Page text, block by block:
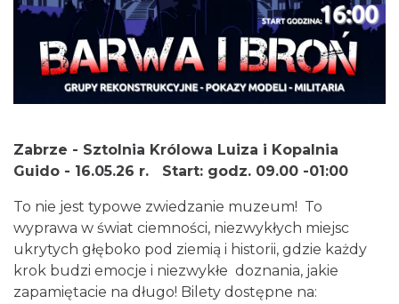
Zabrze - Sztolnia Królowa Luiza i Kopalnia
Guido - 16.05.26 r. Start: godz. 09.00 -01:00
To nie jest typowe zwiedzanie muzeum! To
wyprawa w świat ciemności, niezwykłych miejsc
ukrytych głęboko pod ziemią i historii, gdzie każdy
krok budzi emocje i niezwykłe doznania, jakie
zapamiętacie na długo! Bilety dostępne na: